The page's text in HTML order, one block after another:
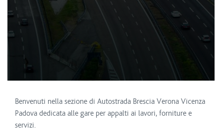
Benvenuti nella sezione di Autostrada Brescia Verona Vicenza
Padova dedicata alle gare per appalti ai lavori, forniture e
servizi.